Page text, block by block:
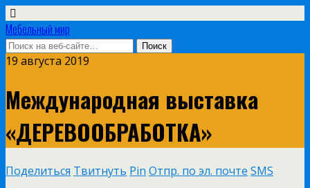
Мебельный мир
19 августа 2019
Международная выставка
«ДЕРЕВООБРАБОТКА»
Поделиться Твитнуть Pin Отпр. по эл. почте SMS